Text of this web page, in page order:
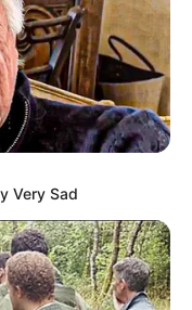
-Deputat
0 0
Very Sad